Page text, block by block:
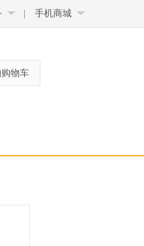
| 手机商城
物车